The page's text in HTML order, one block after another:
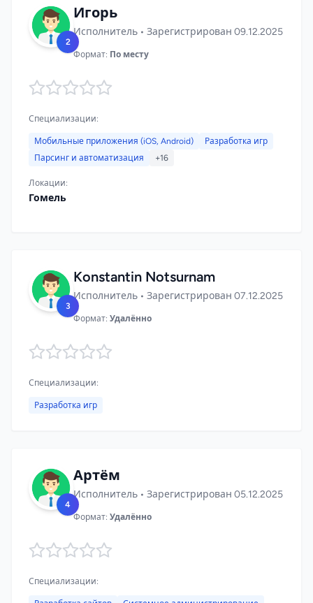
2
Игорь
Исполнитель • Зарегистрирован 09.12.2025
Формат: По месту
Специализации:
Мобильные приложения (iOS, Android)
Разработка игр
Парсинг и автоматизация
+16
Локации:
Гомель
3
Konstantin Notsurnam
Исполнитель • Зарегистрирован 07.12.2025
Формат: Удалённо
Специализации:
Разработка игр
4
Артём
Исполнитель • Зарегистрирован 05.12.2025
Формат: Удалённо
Специализации: